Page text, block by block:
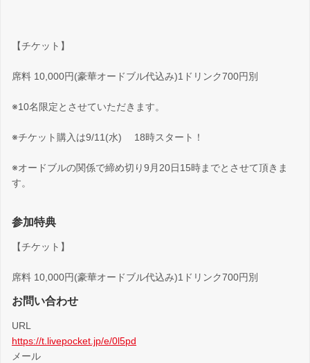
【チケット】
席料 10,000円(豪華オードブル代込み)1ドリンク700円別
※10名限定とさせていただきます。
※チケット購入は9/11(水) 18時スタート！
※オードブルの関係で締め切り9月20日15時までとさせて頂きま
す。
参加特典
【チケット】
席料 10,000円(豪華オードブル代込み)1ドリンク700円別
お問い合わせ
URL
https://t.livepocket.jp/e/0l5pd
メール